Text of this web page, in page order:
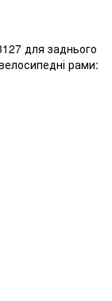
для заднього
рами: